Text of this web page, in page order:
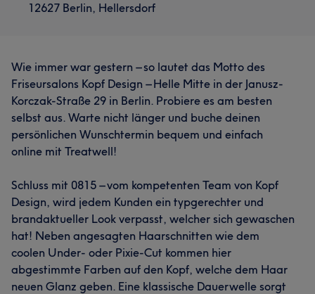
12627 Berlin, Hellersdorf
Wie immer war gestern – so lautet das Motto des
Friseursalons Kopf Design – Helle Mitte in der Janusz-
Korczak-Straße 29 in Berlin. Probiere es am besten
selbst aus. Warte nicht länger und buche deinen
persönlichen Wunschtermin bequem und einfach
online mit Treatwell!
Schluss mit 0815 – vom kompetenten Team von Kopf
Design, wird jedem Kunden ein typgerechter und
brandaktueller Look verpasst, welcher sich gewaschen
hat! Neben angesagten Haarschnitten wie dem
coolen Under- oder Pixie-Cut kommen hier
abgestimmte Farben auf den Kopf, welche dem Haar
neuen Glanz geben. Eine klassische Dauerwelle sorgt